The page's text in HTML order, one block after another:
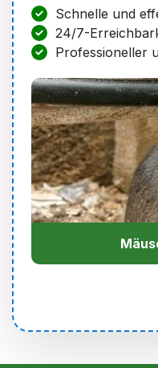
Schnelle und
24/7-
Professioneller